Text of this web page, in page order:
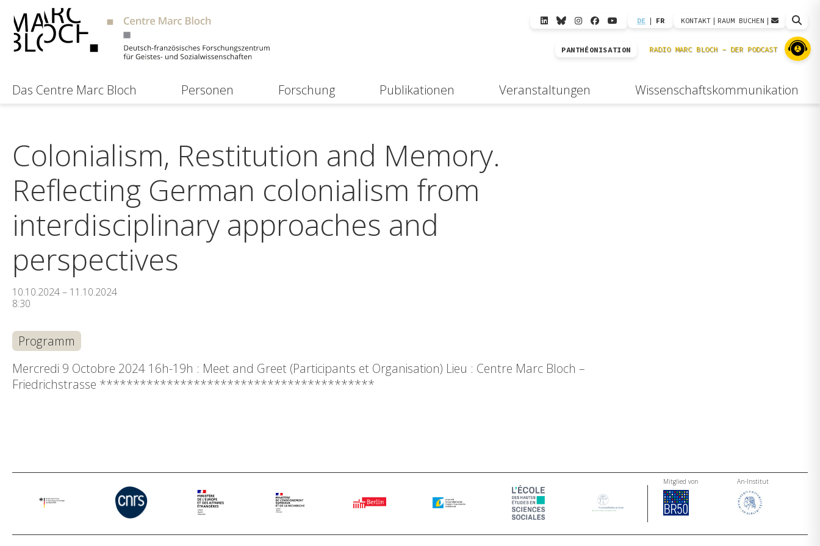
DE | FR KONTAKT | RAUM BUCHEN |
PANTHÉONISATION
Das Centre Marc Bloch Personen Forschung Publikationen Veranstaltungen Wissenschaftskommunikation
Colonialism, Restitution and Memory.
Reflecting German colonialism from
interdisciplinary approaches and
perspectives
10.10.2024 – 11.10.2024
8:30
Programm
Mercredi 9 Octobre 2024 16h-19h : Meet and Greet (Participants et Organisation) Lieu : Centre Marc Bloch –
Friedrichstrasse *****************************************
Mitglied von An-Institut